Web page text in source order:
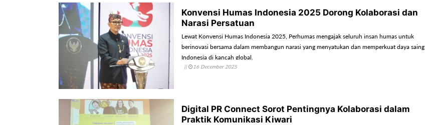
Konvensi Humas Indonesia 2025 Dorong Kolaborasi dan
Narasi Persatuan
Lewat Konvensi Humas Indonesia 2025, Perhumas mengajak seluruh insan humas untuk
berinovasi bersama dalam membangun narasi yang menyatukan dan memperkuat daya saing
Indonesia di kancah global.
|| 16 December 2025
Digital PR Connect Sorot Pentingnya Kolaborasi dalam
Praktik Komunikasi Kiwari